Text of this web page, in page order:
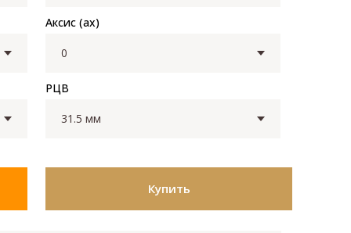
Аксис (ax)
РЦВ
Купить